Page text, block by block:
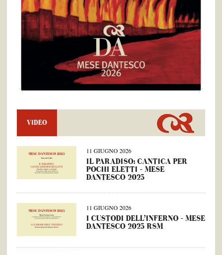
VIDEO
11 GIUGNO 2026
IL PARADISO: CANTICA PER
POCHI ELETTI – MESE
DANTESCO 2025
11 GIUGNO 2026
I CUSTODI DELL’INFERNO – MESE
DANTESCO 2025 RSM